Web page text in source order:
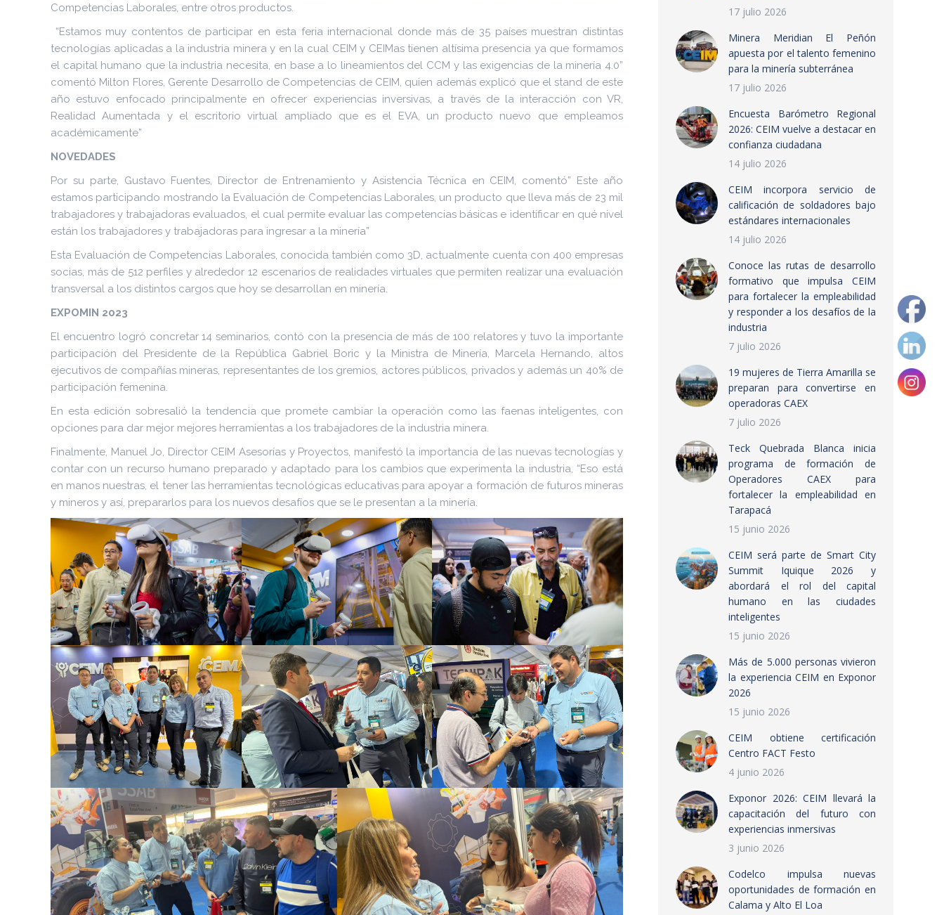
Competencias Laborales, entre otros productos.
“Estamos muy contentos de participar en esta feria internacional donde más de 35 países muestran distintas
tecnologías aplicadas a la industria minera y en la cual CEIM y CEIMas tienen altísima presencia ya que formamos
el capital humano que la industria necesita, en base a lo lineamientos del CCM y las exigencias de la minería 4.0”
comentó Milton Flores, Gerente Desarrollo de Competencias de CEIM, quien además explicó que el stand de este
año estuvo enfocado principalmente en ofrecer experiencias inversivas, a través de la interacción con VR,
Realidad Aumentada y el escritorio virtual ampliado que es el EVA, un producto nuevo que empleamos
académicamente”
NOVEDADES
Por su parte, Gustavo Fuentes, Director de Entrenamiento y Asistencia Técnica en CEIM, comentó” Este año
estamos participando mostrando la Evaluación de Competencias Laborales, un producto que lleva más de 23 mil
trabajadores y trabajadoras evaluados, el cual permite evaluar las competencias básicas e identificar en qué nivel
están los trabajadores y trabajadoras para ingresar a la minería”
Esta Evaluación de Competencias Laborales, conocida también como 3D, actualmente cuenta con 400 empresas
socias, más de 512 perfiles y alrededor 12 escenarios de realidades virtuales que permiten realizar una evaluación
transversal a los distintos cargos que hoy se desarrollan en minería.
EXPOMIN 2023
El encuentro logró concretar 14 seminarios, contó con la presencia de más de 100 relatores y tuvo la importante
participación del Presidente de la República Gabriel Boric y la Ministra de Minería, Marcela Hernando, altos
ejecutivos de compañías mineras, representantes de los gremios, actores públicos, privados y además un 40% de
participación femenina.
En esta edición sobresalió la tendencia que promete cambiar la operación como las faenas inteligentes, con
opciones para dar mejor mejores herramientas a los trabajadores de la industria minera.
Finalmente, Manuel Jo, Director CEIM Asesorías y Proyectos, manifestó la importancia de las nuevas tecnologías y
contar con un recurso humano preparado y adaptado para los cambios que experimenta la industria, “Eso está
en manos nuestras, el tener las herramientas tecnológicas educativas para apoyar a formación de futuros mineras
y mineros y así, prepararlos para los nuevos desafíos que se le presentan a la minería.
17 julio 2026
Minera Meridian El Peñón
apuesta por el talento femenino
para la minería subterránea
17 julio 2026
Encuesta Barómetro Regional
2026: CEIM vuelve a destacar en
confianza ciudadana
14 julio 2026
CEIM incorpora servicio de
calificación de soldadores bajo
estándares internacionales
14 julio 2026
Conoce las rutas de desarrollo
formativo que impulsa CEIM
para fortalecer la empleabilidad
y responder a los desafíos de la
industria
7 julio 2026
19 mujeres de Tierra Amarilla se
preparan para convertirse en
operadoras CAEX
7 julio 2026
Teck Quebrada Blanca inicia
programa de formación de
Operadores CAEX para
fortalecer la empleabilidad en
Tarapacá
15 junio 2026
CEIM será parte de Smart City
Summit Iquique 2026 y
abordará el rol del capital
humano en las ciudades
inteligentes
15 junio 2026
Más de 5.000 personas vivieron
la experiencia CEIM en Exponor
2026
15 junio 2026
CEIM obtiene certificación
Centro FACT Festo
4 junio 2026
Exponor 2026: CEIM llevará la
capacitación del futuro con
experiencias inmersivas
3 junio 2026
Codelco impulsa nuevas
oportunidades de formación en
Calama y Alto El Loa